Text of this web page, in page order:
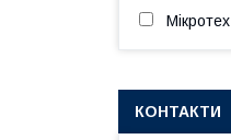
Мікротех
КОНТАКТИ